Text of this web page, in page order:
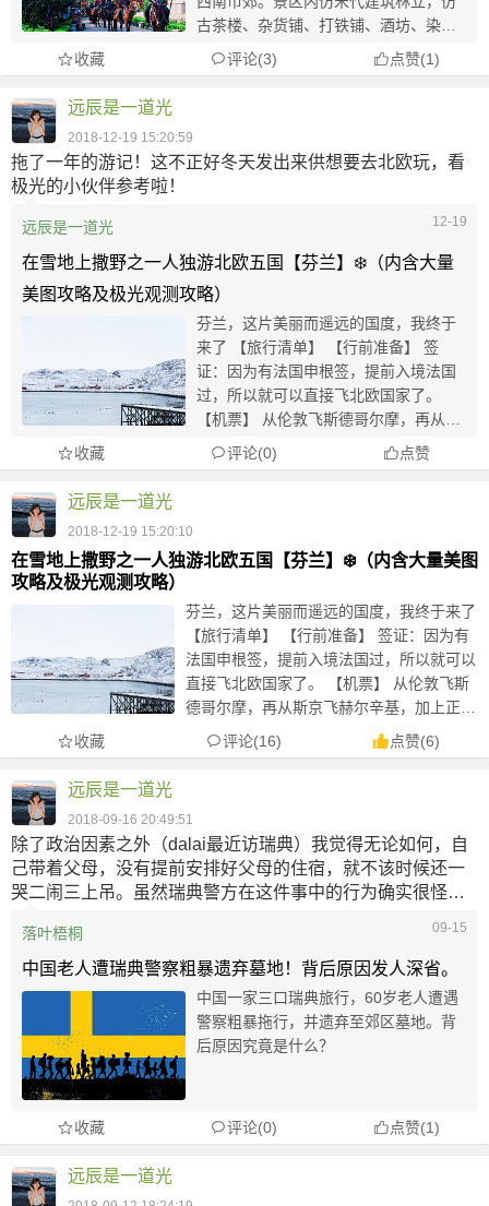
古茶楼、杂货铺、打铁铺、酒坊、染坊
等随处可见，一派古色古香。街上随处
可见木偶戏、皮影戏、打擂台等各种表
收藏 评论(3) 点赞(1)
远辰是一道光
2018-12-19 15:20:59
拖了一年的游记！这不正好冬天发出来供想要去北欧玩，看
极光的小伙伴参考啦！
远辰是一道光
在雪地上撒野之一人独游北欧五国【芬兰】❄️（内含大量
美图攻略及极光观测攻略）
芬兰，这片美丽而遥远的国度，我终于
来了 【旅行清单】 【行前准备】 签
证：因为有法国申根签，提前入境法国
过，所以就可以直接飞北欧国家了。
【机票】 从伦敦飞斯德哥尔摩，再从斯
京飞赫尔辛基，加上正好避开了圣诞假
高峰期，去程机票和离开芬兰的机票加
12-19
收藏 评论(0) 点赞
远辰是一道光
2018-12-19 15:20:10
在雪地上撒野之一人独游北欧五国【芬兰】❄️（内含大量美图
攻略及极光观测攻略）
芬兰，这片美丽而遥远的国度，我终于来了
【旅行清单】 【行前准备】 签证：因为有
法国申根签，提前入境法国过，所以就可以
直接飞北欧国家了。 【机票】 从伦敦飞斯
德哥尔摩，再从斯京飞赫尔辛基，加上正好
避开了圣诞假高峰期，去程机票和离开芬兰
的机票加起来一共600块钱左右。 【住宿】
收藏 评论(16) 点赞(6)
远辰是一道光
2018-09-16 20:49:51
除了政治因素之外（dalai最近访瑞典）我觉得无论如何，自
己带着父母，没有提前安排好父母的住宿，就不该时候还一
哭二闹三上吊。虽然瑞典警方在这件事中的行为确实很怪
反正一个巴掌拍不响，我个人在瑞典旅游后的感觉就挺好
的。
而且入乡随俗吧，尊重当地的文化习惯和既定规则是最基本
的。王志安说“文明就是体面，知道分寸”。
落叶梧桐
中国老人遭瑞典警察粗暴遗弃墓地！背后原因发人深省。
中国一家三口瑞典旅行，60岁老人遭遇
警察粗暴拖行，并遗弃至郊区墓地。背
后原因究竟是什么？
09-15
收藏 评论(0) 点赞(1)
远辰是一道光